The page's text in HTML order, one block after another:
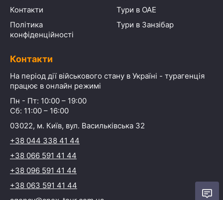
Контакти
Політика
конфіденційності
Тури в ОАЕ
Тури в Занзібар
Контакти
На період дії військового стану в Україні - турагенція
працює в онлайн режимі
Пн - Пт: 10:00 – 19:00
Сб: 11:00 – 16:00
03022, м. Київ, вул. Васильківська 32
+38 044 338 41 44
+38 066 591 41 44
+38 096 591 41 44
+38 063 591 41 44